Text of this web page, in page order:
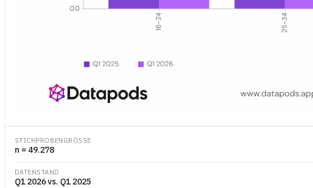
STICHPROBENGRÖSSE
n = 49.278
DATENSTAND
Q1 2026 vs. Q1 2025